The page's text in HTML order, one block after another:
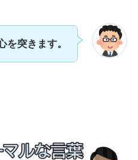
を突きます。